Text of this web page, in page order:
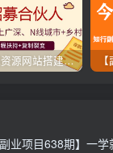
【虚拟资源网站搭建服务】加盟本站系统，做一个和本站一样的独立网站，躺赚的项目
副业项目638期】一